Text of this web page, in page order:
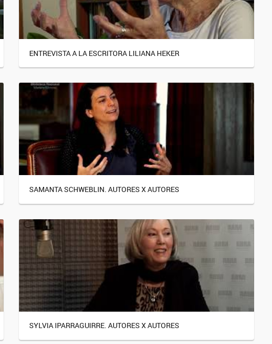
ENTREVISTA A LA ESCRITORA LILIANA HEKER
SAMANTA SCHWEBLIN. AUTORES X AUTORES
SYLVIA IPARRAGUIRRE. AUTORES X AUTORES